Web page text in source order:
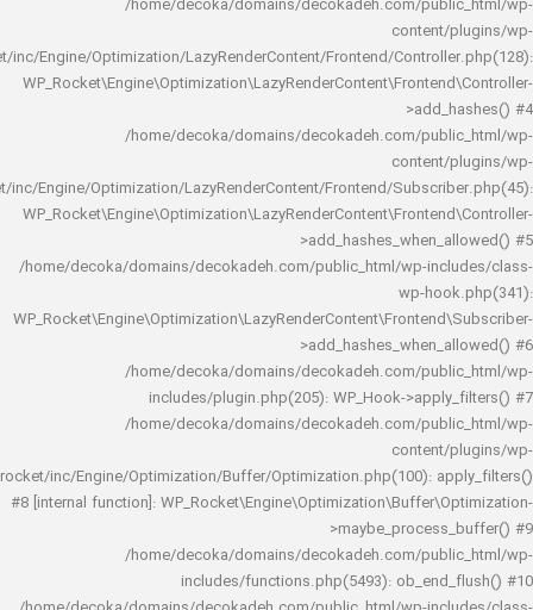
/home/decoka/domains/decokadeh.com/
rocket/inc/Engine/Optimization/LazyRenderContent/Frontend/
/home/decoka/domains/decokadeh.com/
rocket/inc/Engine/Optimization/LazyRenderContent/Frontend/
/home/decoka/domains/decokadeh.com/public_html/wp-
wp-
/home/decoka/domains/decokadeh.com/
includes/plugin.php(205): WP_Hook-
/home/decoka/domains/decokadeh.com/
rocket/inc/Engine/Optimization/Buffer/Optimization.php(100):
#8 [internal function]:
/home/decoka/domains/decokadeh.com/
includes/functions.php(5493):